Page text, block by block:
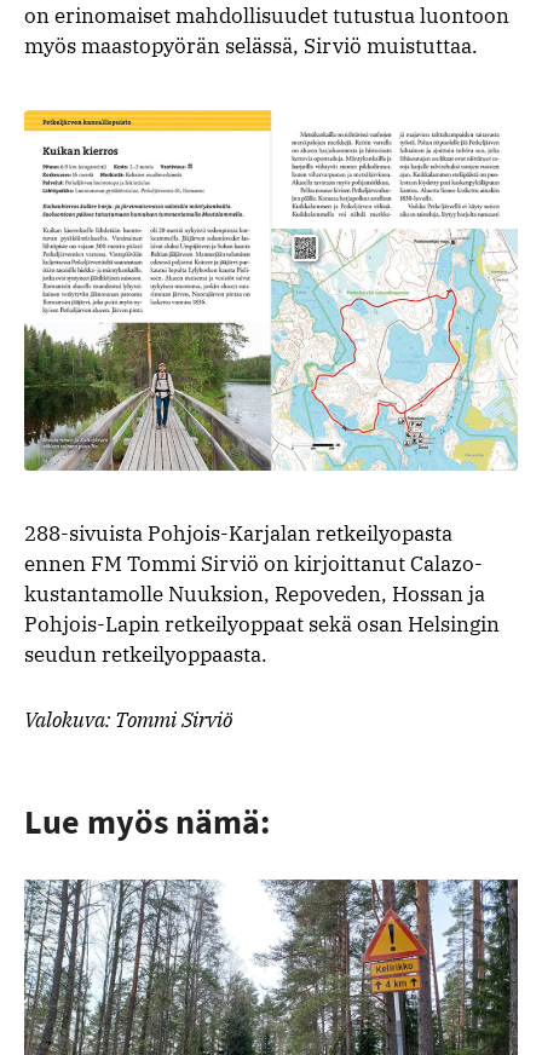
on erinomaiset mahdollisuudet tutustua luontoon
myös maastopyörän selässä, Sirviö muistuttaa.
288-sivuista Pohjois-Karjalan retkeilyopasta
ennen FM Tommi Sirviö on kirjoittanut Calazo-
kustantamolle Nuuksion, Repoveden, Hossan ja
Pohjois-Lapin retkeilyoppaat sekä osan Helsingin
seudun retkeilyoppaasta.
Valokuva: Tommi Sirviö
Lue myös nämä: